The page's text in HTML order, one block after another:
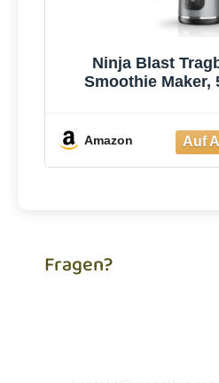
Ninja Blast
Smoothie Maker,
Amazon
Fragen?